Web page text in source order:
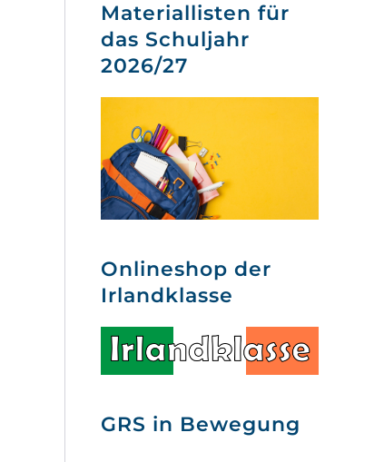
Materiallisten für
das Schuljahr
2026/27
Onlineshop der
Irlandklasse
GRS in Bewegung